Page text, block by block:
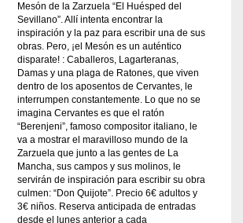
Mesón de la Zarzuela “El Huésped del
Sevillano”. Allí intenta encontrar la
inspiración y la paz para escribir una de sus
obras. Pero, ¡el Mesón es un auténtico
disparate! : Caballeros, Lagarteranas,
Damas y una plaga de Ratones, que viven
dentro de los aposentos de Cervantes, le
interrumpen constantemente. Lo que no se
imagina Cervantes es que el ratón
“Berenjeni”, famoso compositor italiano, le
va a mostrar el maravilloso mundo de la
Zarzuela que junto a las gentes de La
Mancha, sus campos y sus molinos, le
servirán de inspiración para escribir su obra
culmen: “Don Quijote”. Precio 6€ adultos y
3€ niños. Reserva anticipada de entradas
desde el lunes anterior a cada